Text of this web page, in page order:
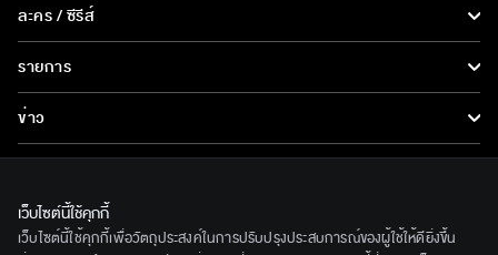
ละคร / ซีรีส์
ละคร/ซีรีส์
ซีรีส์นานาชาติ
การ์ตูน & เกม
รายการ
รายการทั้งหมด
ข่าว
ข่าวทั้งหมด
ข่าวประชาสัมพันธ์
ทีวีออนไลน์
เกี่ยวกับเรา
เว็บไซต์นี้ใช้คุกกี้
เว็บไซต์นี้ใช้คุกกี้เพื่อวัตถุประสงค์ในการปรับปรุงประสบการณ์ของผู้ใช้ให้ดียิ่งขึ้น